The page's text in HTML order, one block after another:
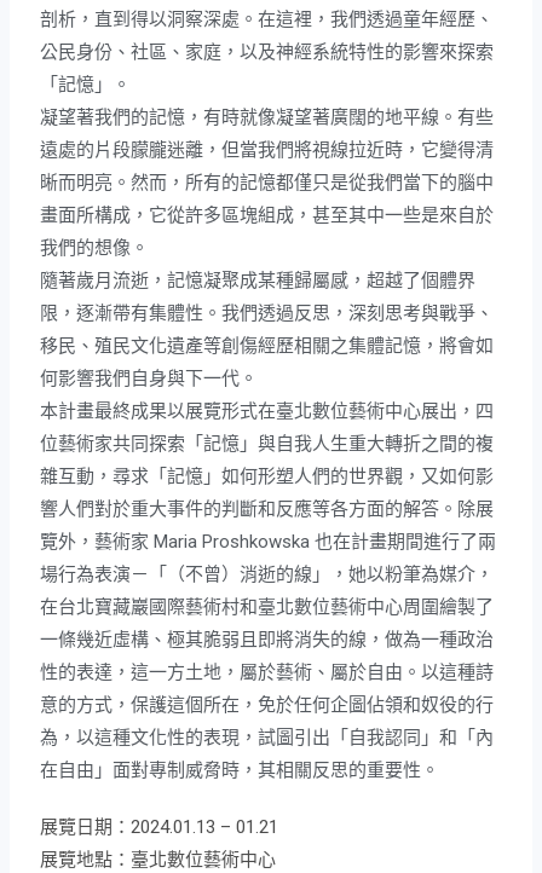
剖析，直到得以洞察深處。在這裡，我們透過童年經歷、
公民身份、社區、家庭，以及神經系統特性的影響來探索
「記憶」。
凝望著我們的記憶，有時就像凝望著廣闊的地平線。有些
遠處的片段朦朧迷離，但當我們將視線拉近時，它變得清
晰而明亮。然而，所有的記憶都僅只是從我們當下的腦中
畫面所構成，它從許多區塊組成，甚至其中一些是來自於
我們的想像。
隨著歲月流逝，記憶凝聚成某種歸屬感，超越了個體界
限，逐漸帶有集體性。我們透過反思，深刻思考與戰爭、
移民、殖民文化遺產等創傷經歷相關之集體記憶，將會如
何影響我們自身與下一代。
本計畫最終成果以展覽形式在臺北數位藝術中心展出，四
位藝術家共同探索「記憶」與自我人生重大轉折之間的複
雜互動，尋求「記憶」如何形塑人們的世界觀，又如何影
響人們對於重大事件的判斷和反應等各方面的解答。 除展
覽外，藝術家 Maria Proshkowska 也在計畫期間進行了兩
場行為表演－「（不曾）消逝的線」，她以粉筆為媒介，
在台北寶藏巖國際藝術村和臺北數位藝術中心周圍繪製了
一條幾近虛構、極其脆弱且即將消失的線，做為一種政治
性的表達，這一方土地，屬於藝術、屬於自由。以這種詩
意的方式，保護這個所在，免於任何企圖佔領和奴役的行
為，以這種文化性的表現，試圖引出「自我認同」和「內
在自由」面對專制威脅時，其相關反思的重要性。
展覽日期：2024.01.13 – 01.21
展覽地點：臺北數位藝術中心